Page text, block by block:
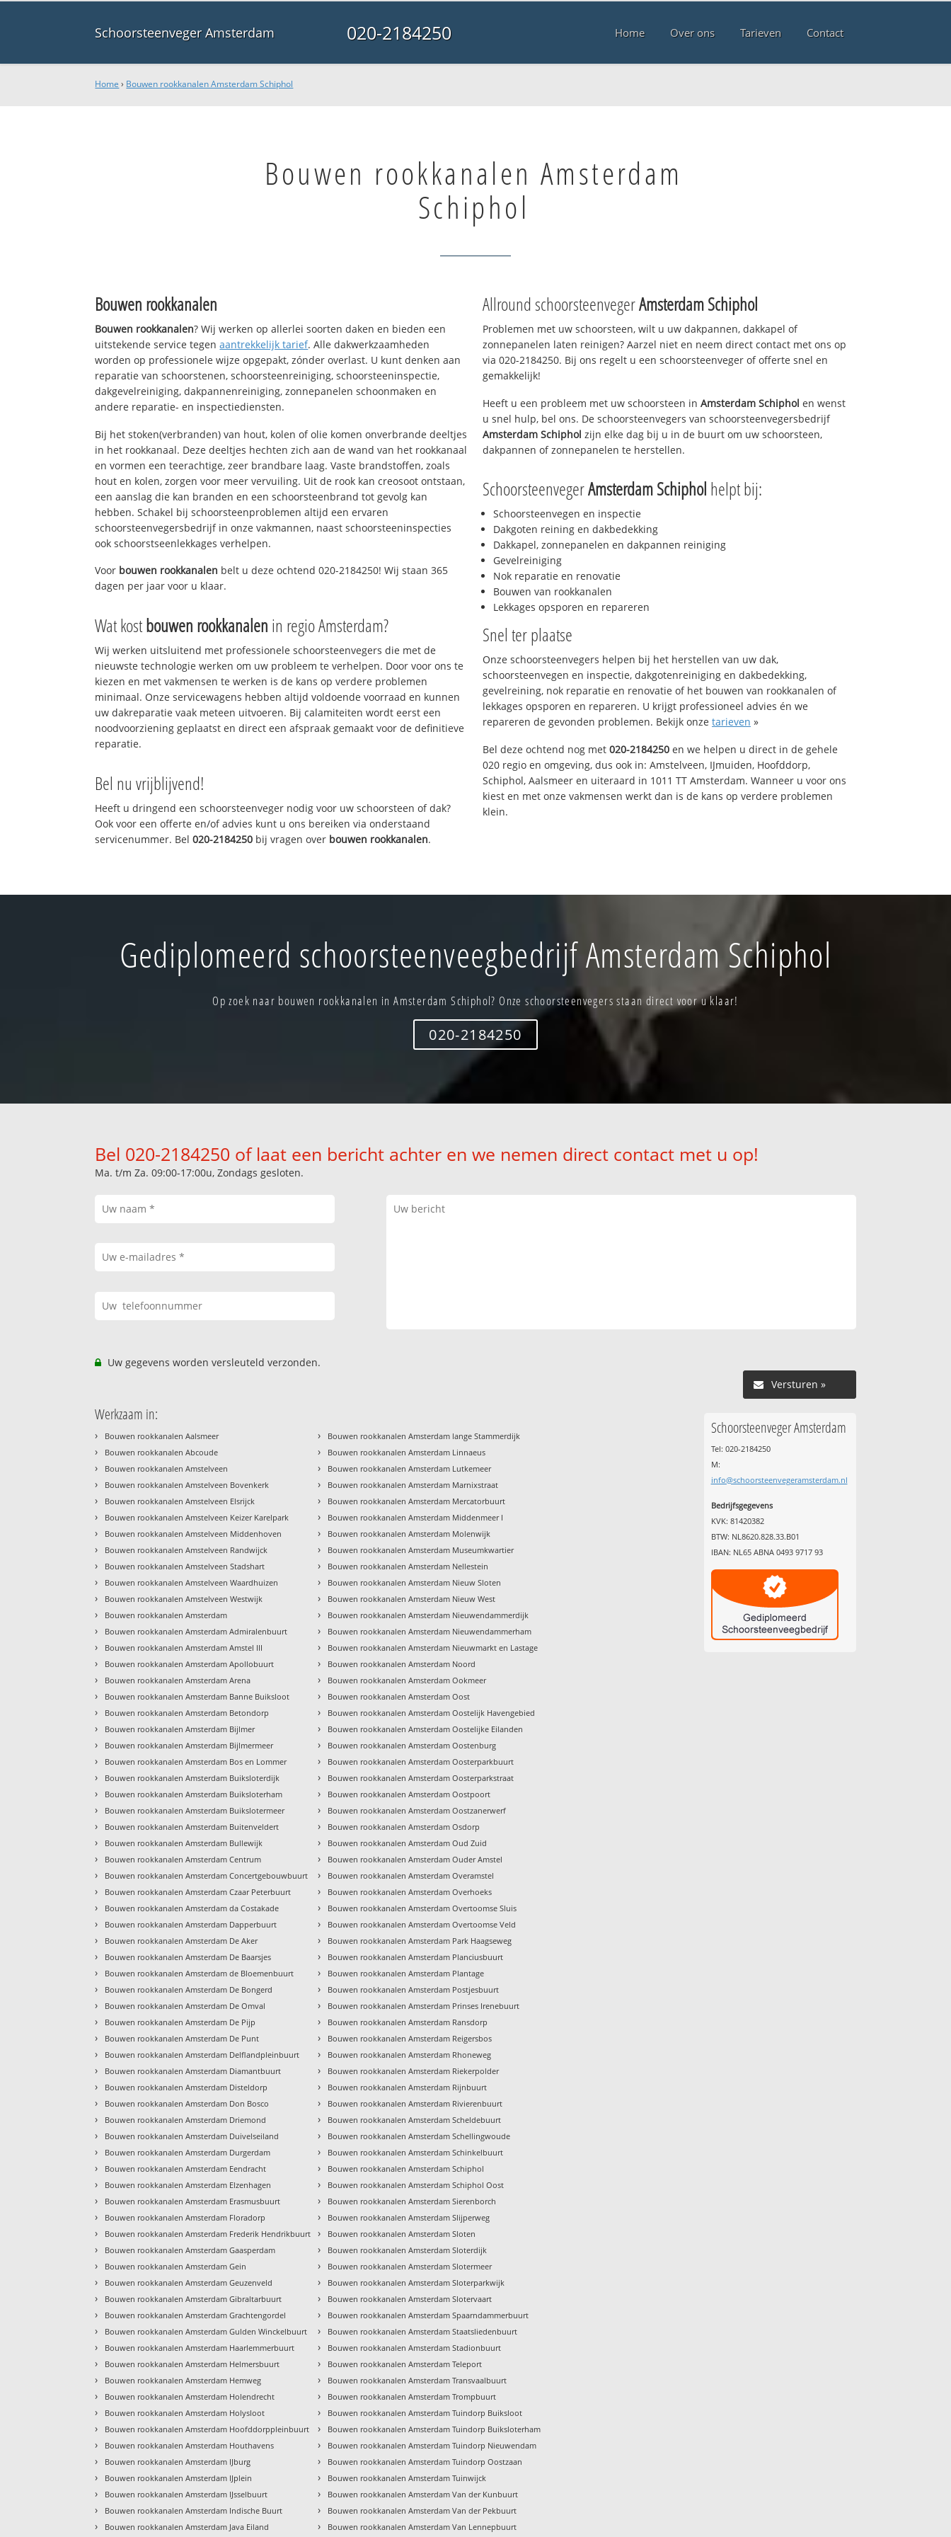
Schoorsteenveger Amsterdam 020-2184250 Home Over ons Tarieven Contact
Home › Bouwen rookkanalen Amsterdam Schiphol
Bouwen rookkanalen Amsterdam
Schiphol
Bouwen rookkanalen
Bouwen rookkanalen? Wij werken op allerlei soorten daken en bieden een
uitstekende service tegenaantrekkelijk tarief. Alle dakwerkzaamheden
worden op professionele wijze opgepakt, zónder overlast. U kunt denken aan
reparatie van schoorstenen, schoorsteenreiniging, schoorsteeninspectie,
dakgevelreiniging, dakpannenreiniging, zonnepanelen schoonmaken en
andere reparatie- en inspectiediensten.
Bij het stoken(verbranden) van hout, kolen of olie komen onverbrande deeltjes
in het rookkanaal. Deze deeltjes hechten zich aan de wand van het rookkanaal
en vormen een teerachtige, zeer brandbare laag. Vaste brandstoffen, zoals
hout en kolen, zorgen voor meer vervuiling. Uit de rook kan creosoot ontstaan,
een aanslag die kan branden en een schoorsteenbrand tot gevolg kan
hebben. Schakel bij schoorsteenproblemen altijd een ervaren
schoorsteenvegersbedrijf in onze vakmannen, naast schoorsteeninspecties
ook schoorstseenlekkages verhelpen.
Voor bouwen rookkanalen belt u deze ochtend 020-2184250! Wij staan 365
dagen per jaar voor u klaar.
Wat kostbouwen rookkanalen in regio Amsterdam?
Wij werken uitsluitend met professionele schoorsteenvegers die met de
nieuwste technologie werken om uw probleem te verhelpen. Door voor ons te
kiezen en met vakmensen te werken is de kans op verdere problemen
minimaal. Onze servicewagens hebben altijd voldoende voorraad en kunnen
uw dakreparatie vaak meteen uitvoeren. Bij calamiteiten wordt eerst een
noodvoorziening geplaatst en direct een afspraak gemaakt voor de definitieve
reparatie.
Bel nu vrijblijvend!
Heeft u dringend een schoorsteenveger nodig voor uw schoorsteen of dak?
Ook voor een offerte en/of advies kunt u ons bereiken via onderstaand
servicenummer. Bel020-2184250 bij vragen over bouwen rookkanalen.
Allround schoorsteenvegerAmsterdam Schiphol
Problemen met uw schoorsteen, wilt u uw dakpannen, dakkapel of
zonnepanelen laten reinigen? Aarzel niet en neem direct contact met ons op
via 020-2184250. Bij ons regelt u een schoorsteenveger of offerte snel en
gemakkelijk!
Heeft u een probleem met uw schoorsteen in Amsterdam Schiphol en wenst
u snel hulp, bel ons. De schoorsteenvegers van schoorsteenvegersbedrijf
Amsterdam Schiphol zijn elke dag bij u in de buurt om uw schoorsteen,
dakpannen of zonnepanelen te herstellen.
SchoorsteenvegerAmsterdam Schiphol helpt bij:
Schoorsteenvegen en inspectie
Dakgoten reining en dakbedekking
Dakkapel, zonnepanelen en dakpannen reiniging
Gevelreiniging
Nok reparatie en renovatie
Bouwen van rookkanalen
Lekkages opsporen en repareren
Snel ter plaatse
Onze schoorsteenvegers helpen bij het herstellen van uw dak,
schoorsteenvegen en inspectie, dakgotenreiniging en dakbedekking,
gevelreining, nok reparatie en renovatie of het bouwen van rookkanalen of
lekkages opsporen en repareren. U krijgt professioneel advies én we
repareren de gevonden problemen. Bekijk onze tarieven »
Bel deze ochtend nog met 020-2184250 en we helpen u direct in de gehele
020 regio en omgeving, dus ook in: Amstelveen, IJmuiden, Hoofddorp,
Schiphol, Aalsmeer en uiteraard in 1011 TT Amsterdam. Wanneer u voor ons
kiest en met onze vakmensen werkt dan is de kans op verdere problemen
klein.
Gediplomeerd schoorsteenveegbedrijf Amsterdam Schiphol
Op zoek naar bouwen rookkanalen in Amsterdam Schiphol? Onze schoorsteenvegers staan direct voor u klaar!
020-2184250
Bel 020-2184250 of laat een bericht achter en we nemen direct contact met u op!
Ma. t/m Za. 09:00-17:00u, Zondags gesloten.
Uw gegevens worden versleuteld verzonden.
Versturen »
Werkzaam in:
› Bouwen rookkanalen Aalsmeer
› Bouwen rookkanalen Abcoude
› Bouwen rookkanalen Amstelveen
› Bouwen rookkanalen Amstelveen Bovenkerk
› Bouwen rookkanalen Amstelveen Elsrijck
› Bouwen rookkanalen Amstelveen Keizer Karelpark
› Bouwen rookkanalen Amstelveen Middenhoven
› Bouwen rookkanalen Amstelveen Randwijck
› Bouwen rookkanalen Amstelveen Stadshart
› Bouwen rookkanalen Amstelveen Waardhuizen
› Bouwen rookkanalen Amstelveen Westwijk
› Bouwen rookkanalen Amsterdam
› Bouwen rookkanalen Amsterdam Admiralenbuurt
› Bouwen rookkanalen Amsterdam Amstel III
› Bouwen rookkanalen Amsterdam Apollobuurt
› Bouwen rookkanalen Amsterdam Arena
› Bouwen rookkanalen Amsterdam Banne Buiksloot
› Bouwen rookkanalen Amsterdam Betondorp
› Bouwen rookkanalen Amsterdam Bijlmer
› Bouwen rookkanalen Amsterdam Bijlmermeer
› Bouwen rookkanalen Amsterdam Bos en Lommer
› Bouwen rookkanalen Amsterdam Buiksloterdijk
› Bouwen rookkanalen Amsterdam Buiksloterham
› Bouwen rookkanalen Amsterdam Buikslotermeer
› Bouwen rookkanalen Amsterdam Buitenveldert
› Bouwen rookkanalen Amsterdam Bullewijk
› Bouwen rookkanalen Amsterdam Centrum
› Bouwen rookkanalen Amsterdam Concertgebouwbuurt
› Bouwen rookkanalen Amsterdam Czaar Peterbuurt
› Bouwen rookkanalen Amsterdam da Costakade
› Bouwen rookkanalen Amsterdam Dapperbuurt
› Bouwen rookkanalen Amsterdam De Aker
› Bouwen rookkanalen Amsterdam De Baarsjes
› Bouwen rookkanalen Amsterdam de Bloemenbuurt
› Bouwen rookkanalen Amsterdam De Bongerd
› Bouwen rookkanalen Amsterdam De Omval
› Bouwen rookkanalen Amsterdam De Pijp
› Bouwen rookkanalen Amsterdam De Punt
› Bouwen rookkanalen Amsterdam Delflandpleinbuurt
› Bouwen rookkanalen Amsterdam Diamantbuurt
› Bouwen rookkanalen Amsterdam Disteldorp
› Bouwen rookkanalen Amsterdam Don Bosco
› Bouwen rookkanalen Amsterdam Driemond
› Bouwen rookkanalen Amsterdam Duivelseiland
› Bouwen rookkanalen Amsterdam Durgerdam
› Bouwen rookkanalen Amsterdam Eendracht
› Bouwen rookkanalen Amsterdam Elzenhagen
› Bouwen rookkanalen Amsterdam Erasmusbuurt
› Bouwen rookkanalen Amsterdam Floradorp
› Bouwen rookkanalen Amsterdam Frederik Hendrikbuurt
› Bouwen rookkanalen Amsterdam Gaasperdam
› Bouwen rookkanalen Amsterdam Gein
› Bouwen rookkanalen Amsterdam Geuzenveld
› Bouwen rookkanalen Amsterdam Gibraltarbuurt
› Bouwen rookkanalen Amsterdam Grachtengordel
› Bouwen rookkanalen Amsterdam Gulden Winckelbuurt
› Bouwen rookkanalen Amsterdam Haarlemmerbuurt
› Bouwen rookkanalen Amsterdam Helmersbuurt
› Bouwen rookkanalen Amsterdam Hemweg
› Bouwen rookkanalen Amsterdam Holendrecht
› Bouwen rookkanalen Amsterdam Holysloot
› Bouwen rookkanalen Amsterdam Hoofddorppleinbuurt
› Bouwen rookkanalen Amsterdam Houthavens
› Bouwen rookkanalen Amsterdam IJburg
› Bouwen rookkanalen Amsterdam IJplein
› Bouwen rookkanalen Amsterdam IJsselbuurt
› Bouwen rookkanalen Amsterdam Indische Buurt
› Bouwen rookkanalen Amsterdam Java Eiland
› Bouwen rookkanalen Amsterdam lange Stammerdijk
› Bouwen rookkanalen Amsterdam Linnaeus
› Bouwen rookkanalen Amsterdam Lutkemeer
› Bouwen rookkanalen Amsterdam Marnixstraat
› Bouwen rookkanalen Amsterdam Mercatorbuurt
› Bouwen rookkanalen Amsterdam Middenmeer I
› Bouwen rookkanalen Amsterdam Molenwijk
› Bouwen rookkanalen Amsterdam Museumkwartier
› Bouwen rookkanalen Amsterdam Nellestein
› Bouwen rookkanalen Amsterdam Nieuw Sloten
› Bouwen rookkanalen Amsterdam Nieuw West
› Bouwen rookkanalen Amsterdam Nieuwendammerdijk
› Bouwen rookkanalen Amsterdam Nieuwendammerham
› Bouwen rookkanalen Amsterdam Nieuwmarkt en Lastage
› Bouwen rookkanalen Amsterdam Noord
› Bouwen rookkanalen Amsterdam Ookmeer
› Bouwen rookkanalen Amsterdam Oost
› Bouwen rookkanalen Amsterdam Oostelijk Havengebied
› Bouwen rookkanalen Amsterdam Oostelijke Eilanden
› Bouwen rookkanalen Amsterdam Oostenburg
› Bouwen rookkanalen Amsterdam Oosterparkbuurt
› Bouwen rookkanalen Amsterdam Oosterparkstraat
› Bouwen rookkanalen Amsterdam Oostpoort
› Bouwen rookkanalen Amsterdam Oostzanerwerf
› Bouwen rookkanalen Amsterdam Osdorp
› Bouwen rookkanalen Amsterdam Oud Zuid
› Bouwen rookkanalen Amsterdam Ouder Amstel
› Bouwen rookkanalen Amsterdam Overamstel
› Bouwen rookkanalen Amsterdam Overhoeks
› Bouwen rookkanalen Amsterdam Overtoomse Sluis
› Bouwen rookkanalen Amsterdam Overtoomse Veld
› Bouwen rookkanalen Amsterdam Park Haagseweg
› Bouwen rookkanalen Amsterdam Planciusbuurt
› Bouwen rookkanalen Amsterdam Plantage
› Bouwen rookkanalen Amsterdam Postjesbuurt
› Bouwen rookkanalen Amsterdam Prinses Irenebuurt
› Bouwen rookkanalen Amsterdam Ransdorp
› Bouwen rookkanalen Amsterdam Reigersbos
› Bouwen rookkanalen Amsterdam Rhoneweg
› Bouwen rookkanalen Amsterdam Riekerpolder
› Bouwen rookkanalen Amsterdam Rijnbuurt
› Bouwen rookkanalen Amsterdam Rivierenbuurt
› Bouwen rookkanalen Amsterdam Scheldebuurt
› Bouwen rookkanalen Amsterdam Schellingwoude
› Bouwen rookkanalen Amsterdam Schinkelbuurt
› Bouwen rookkanalen Amsterdam Schiphol
› Bouwen rookkanalen Amsterdam Schiphol Oost
› Bouwen rookkanalen Amsterdam Sierenborch
› Bouwen rookkanalen Amsterdam Slijperweg
› Bouwen rookkanalen Amsterdam Sloten
› Bouwen rookkanalen Amsterdam Sloterdijk
› Bouwen rookkanalen Amsterdam Slotermeer
› Bouwen rookkanalen Amsterdam Sloterparkwijk
› Bouwen rookkanalen Amsterdam Slotervaart
› Bouwen rookkanalen Amsterdam Spaarndammerbuurt
› Bouwen rookkanalen Amsterdam Staatsliedenbuurt
› Bouwen rookkanalen Amsterdam Stadionbuurt
› Bouwen rookkanalen Amsterdam Teleport
› Bouwen rookkanalen Amsterdam Transvaalbuurt
› Bouwen rookkanalen Amsterdam Trompbuurt
› Bouwen rookkanalen Amsterdam Tuindorp Buiksloot
› Bouwen rookkanalen Amsterdam Tuindorp Buiksloterham
› Bouwen rookkanalen Amsterdam Tuindorp Nieuwendam
› Bouwen rookkanalen Amsterdam Tuindorp Oostzaan
› Bouwen rookkanalen Amsterdam Tuinwijck
› Bouwen rookkanalen Amsterdam Van der Kunbuurt
› Bouwen rookkanalen Amsterdam Van der Pekbuurt
› Bouwen rookkanalen Amsterdam Van Lennepbuurt
Schoorsteenveger Amsterdam
Tel: 020-2184250
M:
info@schoorsteenvegeramsterdam.nl
Bedrijfsgegevens
KVK: 81420382
BTW: NL8620.828.33.B01
IBAN: NL65 ABNA 0493 9717 93